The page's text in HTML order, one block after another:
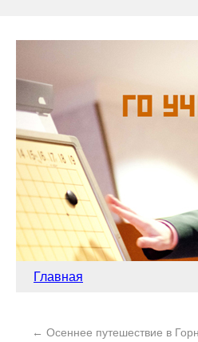
Главная
← Осеннее путешествие в